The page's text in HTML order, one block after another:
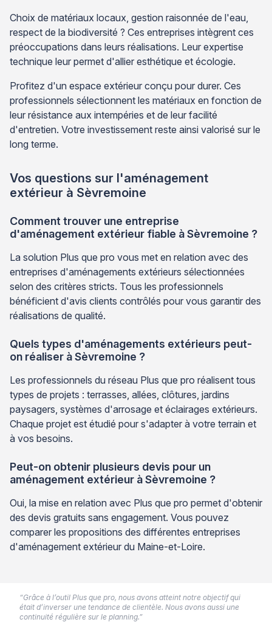
Choix de matériaux locaux, gestion raisonnée de l'eau,
respect de la biodiversité ? Ces entreprises intègrent ces
préoccupations dans leurs réalisations. Leur expertise
technique leur permet d'allier esthétique et écologie.
Profitez d'un espace extérieur conçu pour durer. Ces
professionnels sélectionnent les matériaux en fonction de
leur résistance aux intempéries et de leur facilité
d'entretien. Votre investissement reste ainsi valorisé sur le
long terme.
Vos questions sur l'aménagement
extérieur à Sèvremoine
Comment trouver une entreprise
d'aménagement extérieur fiable à Sèvremoine ?
La solution Plus que pro vous met en relation avec des
entreprises d'aménagements extérieurs sélectionnées
selon des critères stricts. Tous les professionnels
bénéficient d'avis clients contrôlés pour vous garantir des
réalisations de qualité.
Quels types d'aménagements extérieurs peut-
on réaliser à Sèvremoine ?
Les professionnels du réseau Plus que pro réalisent tous
types de projets : terrasses, allées, clôtures, jardins
paysagers, systèmes d'arrosage et éclairages extérieurs.
Chaque projet est étudié pour s'adapter à votre terrain et
à vos besoins.
Peut-on obtenir plusieurs devis pour un
aménagement extérieur à Sèvremoine ?
Oui, la mise en relation avec Plus que pro permet d'obtenir
des devis gratuits sans engagement. Vous pouvez
comparer les propositions des différentes entreprises
d'aménagement extérieur du Maine-et-Loire.
“Grâce à l’outil Plus que pro, nous avons atteint notre objectif qui
était d’inverser une tendance de clientèle. Nous avons aussi une
continuité régulière sur le planning.”